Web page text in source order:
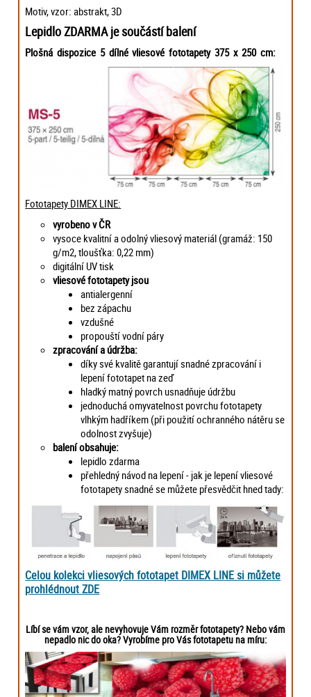
Motiv, vzor: abstrakt, 3D
Lepidlo ZDARMA je součástí balení
Plošná dispozice 5 dílné vliesové fototapety 375 x 250 cm:
Fototapety DIMEX LINE:
vyrobeno v ČR
vysoce kvalitní a odolný vliesový materiál (gramáž: 150
g/m2, tloušťka: 0,22 mm)
digitální UV tisk
vliesové fototapety jsou
antialergenní
bez zápachu
vzdušné
propouští vodní páry
zpracování a údržba:
díky své kvalitě garantují snadné zpracování i
lepení fototapet na zeď
hladký matný povrch usnadňuje údržbu
jednoduchá omyvatelnost povrchu fototapety
vlhkým hadříkem (při použití ochranného nátěru se
odolnost zvyšuje)
balení obsahuje:
lepidlo zdarma
přehledný návod na lepení - jak je lepení vliesové
fototapety snadné se můžete přesvědčit hned tady:
Celou kolekci vliesových fototapet DIMEX LINE si můžete
prohlédnout ZDE
Líbí se vám vzor, ale nevyhovuje Vám rozměr fototapety? Nebo vám
nepadlo nic do oka? Vyrobíme pro Vás fototapetu na míru: